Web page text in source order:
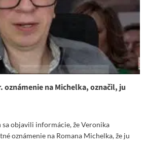
oznámenie na Michelka, označil, ju
sa objavili informácie, že Veronika
oznámenie na Romana Michelka, že ju